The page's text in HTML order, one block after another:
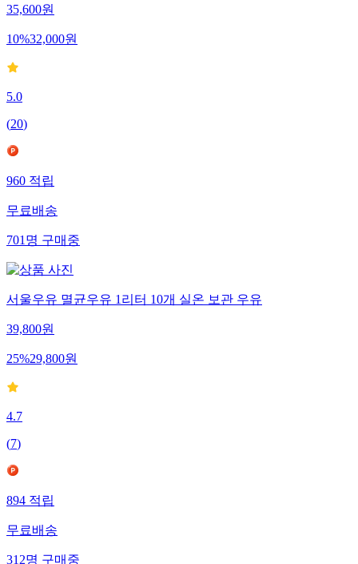
35,600원
10%32,000원
5.0
(20)
960 적립
무료배송
701 명 구매중
서울우유 멸균우유 1리터 10개 실온 보관 우유
39,800원
25%29,800원
4.7
(7)
894 적립
무료배송
312명 구매중